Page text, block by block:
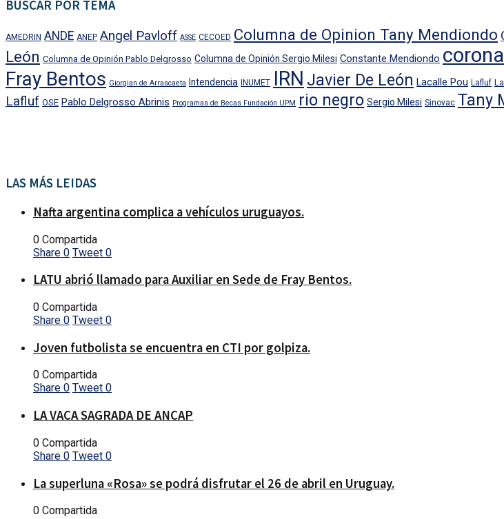
BUSCAR POR TEMA
AMEDRIN ANDE ANEP Angel Pavloff ASSE CECOED Columna de Opinion Tany Mendiondo
León Columna de Opinión Pablo Delgrosso Columna de Opinión Sergio Milesi Constante Mendiondo
Fray Bentos Giorgian de Arrascaeta Intendencia INUMET IRN Javier De León Lacalle Pou Lafluf
Lafluf OSE Pablo Delgrosso Abrinis Programas de Becas Fundación UPM rio negro Sergio Milesi Sinovac Tany
LAS MÁS LEIDAS
Nafta argentina complica a vehículos uruguayos.
0 Compartida
Share 0 Tweet 0
LATU abrió llamado para Auxiliar en Sede de Fray Bentos.
0 Compartida
Share 0 Tweet 0
Joven futbolista se encuentra en CTI por golpiza.
0 Compartida
Share 0 Tweet 0
LA VACA SAGRADA DE ANCAP
0 Compartida
Share 0 Tweet 0
La superluna «Rosa» se podrá disfrutar el 26 de abril en Uruguay.
0 Compartida